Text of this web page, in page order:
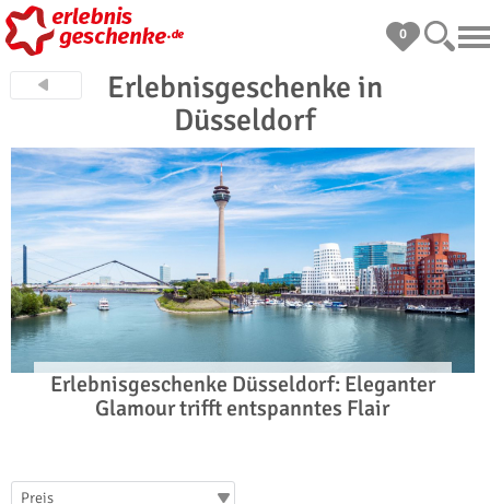
0
Erlebnisgeschenke in
Düsseldorf
Erlebnisgeschenke Düsseldorf: Eleganter
Glamour trifft entspanntes Flair
Preis